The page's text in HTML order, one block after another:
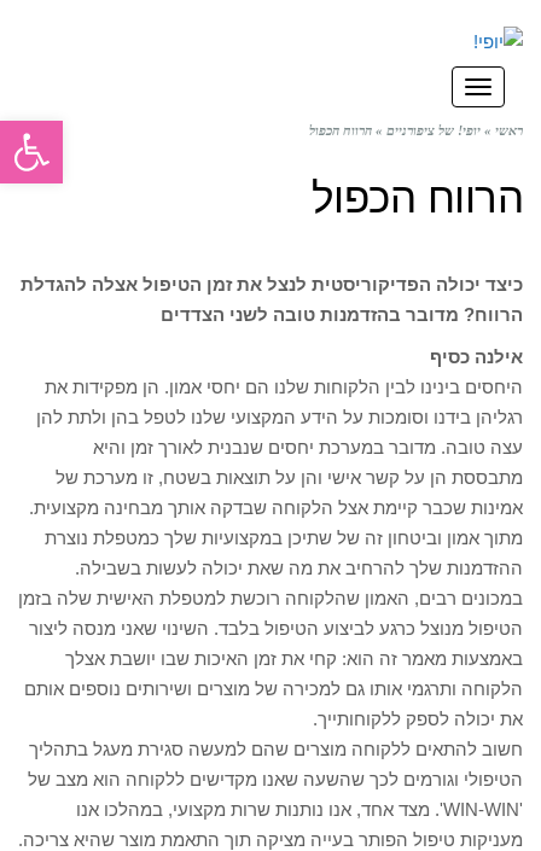
תפריט
ראשי » יופי! של ציפורניים » הרווח הכפול
הרווח הכפול
כיצד יכולה הפדיקוריסטית לנצל את זמן הטיפול אצלה להגדלת
הרווח? מדובר בהזדמנות טובה לשני הצדדים
אילנה כסיף
היחסים בינינו לבין הלקוחות שלנו הם יחסי אמון. הן מפקידות את
רגליהן בידנו וסומכות על הידע המקצועי שלנו לטפל בהן ולתת להן
עצה טובה. מדובר במערכת יחסים שנבנית לאורך זמן והיא
מתבססת הן על קשר אישי והן על תוצאות בשטח, זו מערכת של
אמינות שכבר קיימת אצל הלקוחה שבדקה אותך מבחינה מקצועית.
מתוך אמון וביטחון זה של שתיכן במקצועיות שלך כמטפלת נוצרת
ההזדמנות שלך להרחיב את מה שאת יכולה לעשות בשבילה.
במכונים רבים, האמון שהלקוחה רוכשת למטפלת האישית שלה בזמן
הטיפול מנוצל כרגע לביצוע הטיפול בלבד. השינוי שאני מנסה ליצור
באמצעות מאמר זה הוא: קחי את זמן האיכות שבו יושבת אצלך
הלקוחה ותרגמי אותו גם למכירה של מוצרים ושירותים נוספים אותם
את יכולה לספק ללקוחותייך.
חשוב להתאים ללקוחה מוצרים שהם למעשה סגירת מעגל בתהליך
הטיפולי וגורמים לכך שהשעה שאנו מקדישים ללקוחה הוא מצב של
'WIN-WIN'. מצד אחד, אנו נותנות שרות מקצועי, במהלכו אנו
מעניקות טיפול הפותר בעייה מציקה תוך התאמת מוצר שהיא צריכה.
פתח